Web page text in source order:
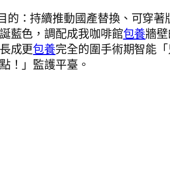
的：持續推動國產替換、可穿著
藍色，調配成我咖啡館包養牆
成更包養完全的圍手術期智能
！」監護平臺。